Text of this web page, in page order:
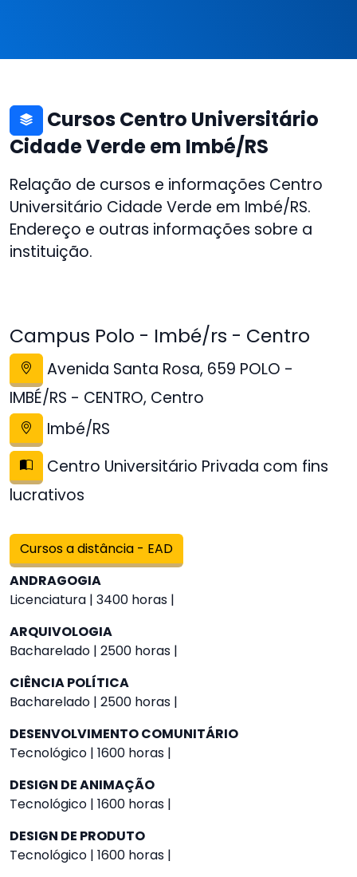
Cursos Centro Universitário
Cidade Verde em Imbé/RS
Relação de cursos e informações Centro
Universitário Cidade Verde em Imbé/RS.
Endereço e outras informações sobre a
instituição.
Campus Polo - Imbé/rs - Centro
Avenida Santa Rosa, 659 POLO -
IMBÉ/RS - CENTRO, Centro
Imbé/RS
Centro Universitário Privada com fins
lucrativos
Cursos a distância - EAD
ANDRAGOGIA
Licenciatura | 3400 horas |
ARQUIVOLOGIA
Bacharelado | 2500 horas |
CIÊNCIA POLÍTICA
Bacharelado | 2500 horas |
DESENVOLVIMENTO COMUNITÁRIO
Tecnológico | 1600 horas |
DESIGN DE ANIMAÇÃO
Tecnológico | 1600 horas |
DESIGN DE PRODUTO
Tecnológico | 1600 horas |